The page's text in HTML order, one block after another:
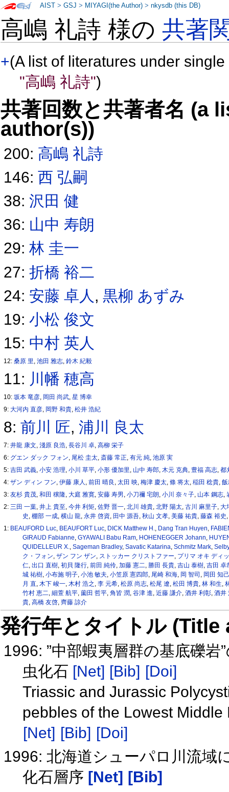
高嶋 礼詩 様の共著
+(A list of literatures under
"高嶋 礼詩")
共著回数と共著者名 (a
author(s))
200: 高嶋 礼詩
146:西 弘嗣
38:沢田 健
36: 山中 寿朗
29:林 圭一
27:折橋 裕二
24: 安藤 卓人 ,黒柳 あずみ
19:小松 俊文
15: 中村 英人
12:桑原 里 ,池田 雅志 ,鈴木 紀毅
11: 川幡 穂高
10:坂本 竜彦 岡田 尚武 ,星 博幸
9:大河内 直彦, 岡野 和貴,松井 浩紀
8:前川 匠,浦川 良太
7:井龍 康文,淺原 良浩,長谷川 卓,高柳 栄子
6: グエン ダック フォン, 尾松 圭太,斎藤 常正,有元 純,池原 実
5:吉田 武義,小安 浩理,小川 草平,小形 優加里, 山中 寿郎,木元 克典, 豊福 高志,都
4:ザン ディン フン,伊藤 康人 ,前田 晴良 ,太田 映,梅津 慶太,條 将太,稲田 稔貴,
3:友杉 貴茂,和田 穣隆,大庭 雅寛,安藤 寿男,小刀禰 宅朗,小川 奈々子, 山本 鋼志,
2:三田 一葉,井上 貴至,今井 利矩,佐野 晋一,北川 雄貴,北野 陽太,古川 麻里子,大
史 , 棚部 一成, 横山 龍, 永井 啓資, 田中 源吾, 秋山 文孝, 美藤 祐貴, 藤森 裕史 ,
1: BEAUFORD Luc, BEAUFORT Luc, DICK Matthew H., Dang Tran Huyen,
GIRAUD Fabianne, GYAWALI Babu Ram, HOHENEGGER Johann,
QUIDELLEUR X., Sageman Bradley, Savatic Katarina, Schmitz Mark,
ク・フォン, ザン フン ザン, ストッカー クリストファー, プリマ オキ ディ
仁, 出口 直樹, 初貝 隆行, 前田 純伶, 加藤 憲二, 勝田 長貴, 吉山 泰樹, 吉田 卓
城 祐樹, 小布施 明子, 小池 敏夫, 小笠原 憲四郎, 尾崎 和海, 岡 智司 , 岡田 知己
月 直, 木下 峻一, 木村 浩之 , 李 元希, 松原 尚志, 松尾 遼, 松田 博貴, 林 和生,
竹村 恵二, 細萱 航平, 薗田 哲平, 角皆 潤, 谷津 進, 近藤 謙介, 酒井 利彰, 酒井
貴, 高橋 友啓, 齊藤 諒介
発行年とタイトル
1996: ”中部蝦夷層群の基底礫
虫化石 [Net] [Bib] [Doi]
Triassic and Jurassic
pebbles of the Lowest
[Net] [Bib] [Doi]
1996: 北海道シューパロ川流域
化石層序 [Net] [Bib]
AIST >GSJ > MIYAGI(the Author) >nkysdb (this DB)